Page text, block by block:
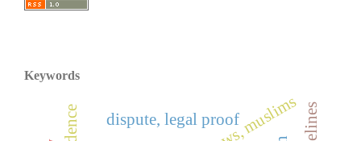
Keywords
dispute, legal proof